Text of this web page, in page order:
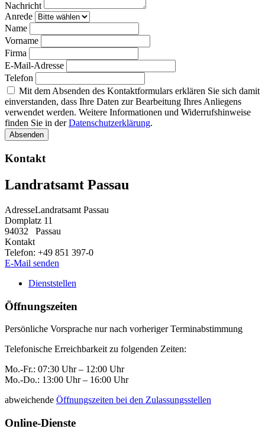
Nachricht
Anrede
Name
Vorname
Firma
E-Mail-Adresse
Telefon
Mit dem Absenden des Kontaktformulars erklären Sie sich damit
einverstanden, dass Ihre Daten zur Bearbeitung Ihres Anliegens
verwendet werden. Weitere Informationen und Widerrufshinweise
finden Sie in derDatenschutzerklärung.
Absenden
Kontakt
Landratsamt Passau
AdresseLandratsamt Passau
Domplatz 11
94032
Passau
Kontakt
Telefon: +49 851 397-0
E-Mail senden
Dienststellen
Öffnungszeiten
Persönliche Vorsprache nur nach vorheriger Terminabstimmung
Telefonische Erreichbarkeit zu folgenden Zeiten:
Mo.-Fr.: 07:30 Uhr – 12:00 Uhr
Mo.-Do.: 13:00 Uhr – 16:00 Uhr
abweichende Öffnungszeiten bei den Zulassungsstellen
Online-Dienste